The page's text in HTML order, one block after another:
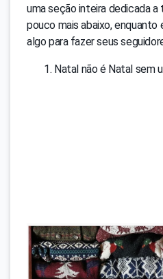
uma seção inteira dedicada
pouco mais abaixo, enquanto
algo para fazer seus
Natal não é Natal sem